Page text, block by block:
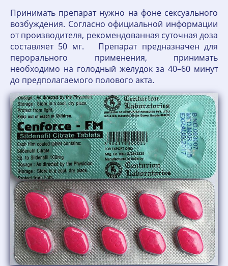
Принимать препарат нужно на фоне сексуального
возбуждения. Согласно официальной информации
от производителя, рекомендованная суточная доза
составляет 50 мг. Препарат предназначен для
перорального применения, принимать
необходимо на голодный желудок за 40–60 минут
до предполагаемого полового акта.